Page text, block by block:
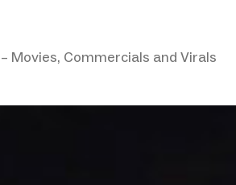
Movies, Commercials and Virals